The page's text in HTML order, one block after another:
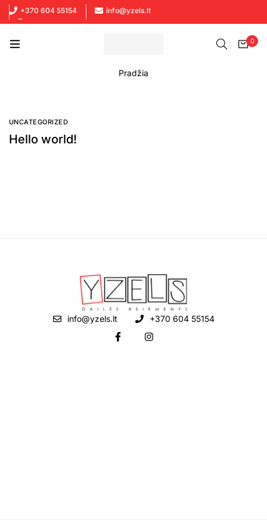
+370 604 55154
info@yzels.lt
Prekių atsiėmimas - Kaune ir Vilniuje
0
Pradžia
UNCATEGORIZED
Hello world!
info@yzels.lt +370 604 55154